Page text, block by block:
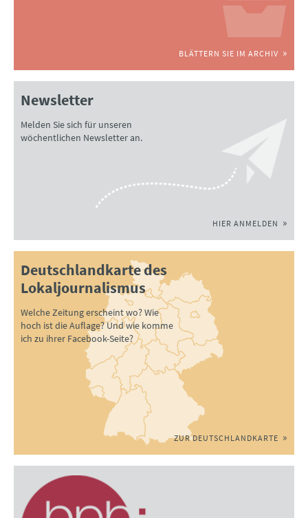
BLÄTTERN SIE IM ARCHIV
Newsletter
Melden Sie sich für unseren
wöchentlichen Newsletter an.
HIER ANMELDEN
Deutschlandkarte des
Lokaljournalismus
Welche Zeitung erscheint wo? Wie
hoch ist die Auflage? Und wie komme
ich zu ihrer Facebook-Seite?
ZUR DEUTSCHLANDKARTE